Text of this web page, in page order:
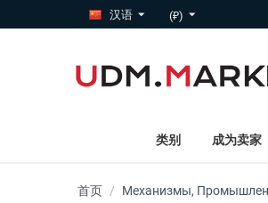
汉语 (₽)
类别 成为卖家
首页 / Механизмы,